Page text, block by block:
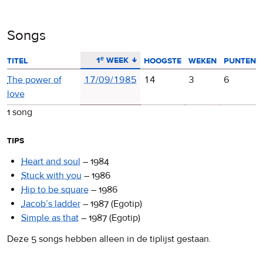
Songs
titel 1ᵉ week
aflopend sorteren hoogste weken
punten
The power of
love
17/09/1985 14 3 6
1 song
tips
Heart and soul – 1984
Stuck with you – 1986
Hip to be square – 1986
Jacob’s ladder – 1987 (Egotip)
Simple as that – 1987 (Egotip)
Deze 5 songs hebben alleen in de tiplijst gestaan.